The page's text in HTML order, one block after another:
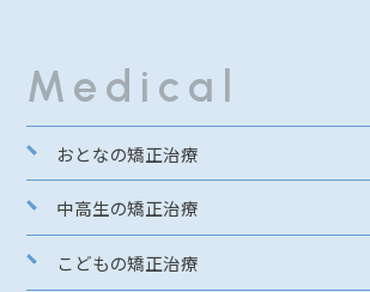
Medical
おとなの矯正治療
中高生の矯正治療
こどもの矯正治療